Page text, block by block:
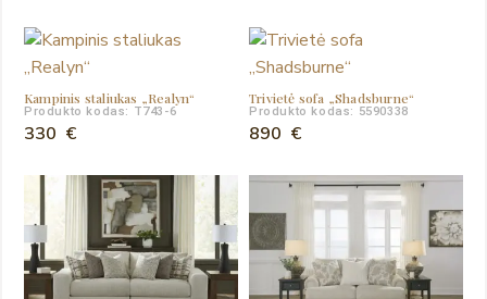
was:
550 €.
is:
Kampinis staliukas „Realyn“
Produkto kodas: T743-6
330 €
Trivietė sofa „Shadsburne“
Produkto kodas: 5590338
890 €